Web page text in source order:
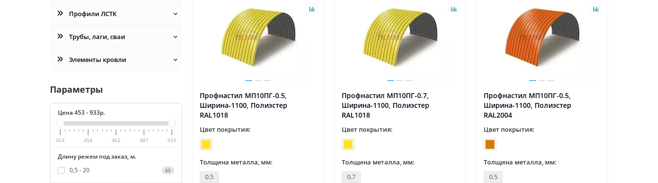
Профили ЛСТК
Трубы, лаги, сваи
Элементы кровли
Параметры
Цена 453-933р.
453 454 462 487 933
Длину режем под заказ, м.
0,5 - 20
45
Профнастил МП10ПГ-0.5,
Ширина-1100, Полиэстер
RAL1018
Цвет покрытия:
Толщина металла, мм:
0.5
Профнастил МП10ПГ-0.7,
Ширина-1100, Полиэстер
RAL1018
Цвет покрытия:
Толщина металла, мм:
0.7
Профнастил МП10ПГ-0.5,
Ширина-1100, Полиэстер
RAL2004
Цвет покрытия:
Толщина металла, мм:
0.5